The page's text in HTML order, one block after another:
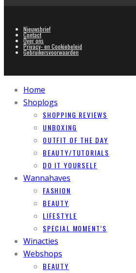
Nieuwsbrief
Contact
Over ons
Privacy- en Cookiebeleid
Gebruikersvoorwaarden
Home
Shoplogs
SHOPPING REVIEWS
UNBOXING
OUTFIT OF THE DAY
BEAUTY/TUTORIALS
DO IT YOURSELF
Wannahaves
FASHION
BEAUTY
LIFESTYLE
SPECIAL MOMENT’S
Winacties
Webshops
BEAUTY